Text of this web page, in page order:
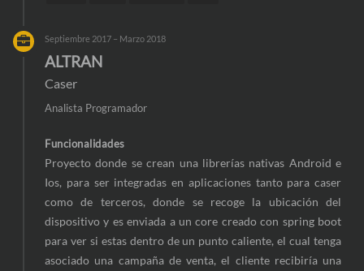
Septiembre 2017 – Marzo 2018
ALTRAN
Caser
Analista Programador
Funcionalidades
Proyecto donde se crean una librerías nativas Android e
Ios, para ser integradas en aplicaciones tanto para caser
como de terceros, donde se recoge la ubicación del
dispositivo y es enviada a un core creado con spring boot
para ver si estas dentro de un punto caliente, el cual tenga
asociado una campaña de venta, el cliente recibiría una